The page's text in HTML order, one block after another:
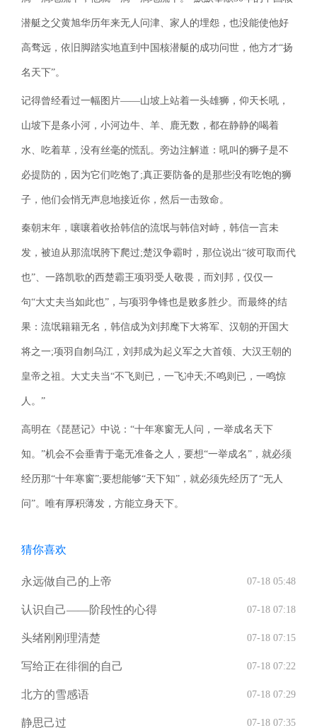
潜艇之父黄旭华历年来无人问津、家人的埋怨，也没能使他好
高骛远，依旧脚踏实地直到中国核潜艇的成功问世，他方才“扬
名天下”。
记得曾经看过一幅图片——山坡上站着一头雄狮，仰天长吼，
山坡下是条小河，小河边牛、羊、鹿无数，都在静静的喝着
水、吃着草，没有丝毫的慌乱。旁边注解道：吼叫的狮子是不
必提防的，因为它们吃饱了;真正要防备的是那些没有吃饱的狮
子，他们会悄无声息地接近你，然后一击致命。
秦朝末年，嚷嚷着收拾韩信的流氓与韩信对峙，韩信一言未
发，被迫从那流氓胯下爬过;楚汉争霸时，那位说出“彼可取而代
也”、一路凯歌的西楚霸王项羽受人敬畏，而刘邦，仅仅一
句“大丈夫当如此也”，与项羽争锋也是败多胜少。而最终的结
果：流氓籍籍无名，韩信成为刘邦麾下大将军、汉朝的开国大
将之一;项羽自刎乌江，刘邦成为起义军之大首领、大汉王朝的
皇帝之祖。大丈夫当“不飞则已，一飞冲天;不鸣则已，一鸣惊
人。”
高明在《琵琶记》中说：“十年寒窗无人问，一举成名天下
知。”机会不会垂青于毫无准备之人，要想“一举成名”，就必须
经历那“十年寒窗”;要想能够“天下知”，就必须先经历了“无人
问”。唯有厚积薄发，方能立身天下。
猜你喜欢
永远做自己的上帝 07-18 05:48
认识自己——阶段性的心得 07-18 07:18
头绪刚刚理清楚 07-18 07:15
写给正在徘徊的自己 07-18 07:22
北方的雪感语 07-18 07:29
静思己过 07-18 07:35